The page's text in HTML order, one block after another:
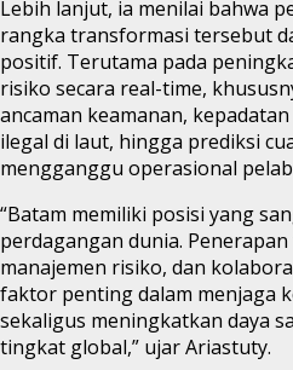
Lebih lanjut, ia menilai bahwa
rangka transformasi tersebut
positif. Terutama pada
risiko secara real-time,
ancaman keamanan,
ilegal di laut, hingga prediksi
mengganggu operasional
“Batam memiliki posisi yang
perdagangan dunia.
manajemen risiko, dan
faktor penting dalam menjaga
sekaligus meningkatkan daya
tingkat global,” ujar Ariastuty.